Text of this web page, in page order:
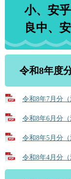
小、安
良中、
令和8年度
令和8年7月分
令和8年6月分
令和8年5月分
令和8年4月分